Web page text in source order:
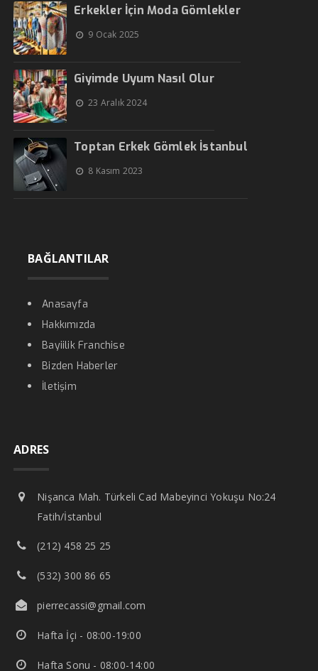
Erkekler İçin Moda Gömlekler
9 Ocak 2025
Giyimde Uyum Nasıl Olur
23 Aralık 2024
Toptan Erkek Gömlek İstanbul
8 Kasım 2023
BAĞLANTILAR
Anasayfa
Hakkımızda
Bayiilik Franchise
Bizden Haberler
İletişim
ADRES
Nişanca Mah. Türkeli Cad Mabeyinci Yokuşu No:24
Fatih/İstanbul
(212) 458 25 25
(532) 300 86 65
pierrecassi@gmail.com
Hafta İçi - 08:00-19:00
Hafta Sonu - 08:00-14:00